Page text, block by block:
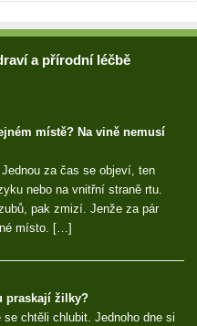
a přírodní léčbě
místě? Na vině nemusí
za čas se objeví, ten
nebo na vnitřní straně rtu.
pak zmizí. Jenže za pár
místo. […]
praskají žilky?
chtěli chlubit. Jednoho dne si